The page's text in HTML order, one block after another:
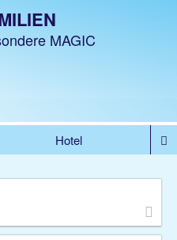
MAGIC
Hotel
Privattransfer